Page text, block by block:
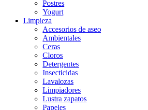
Postres
Yogurt
Limpieza
Accesorios de aseo
Ambientales
Ceras
Cloros
Detergentes
Insecticidas
Lavalozas
Limpiadores
Lustra zapatos
Papeles